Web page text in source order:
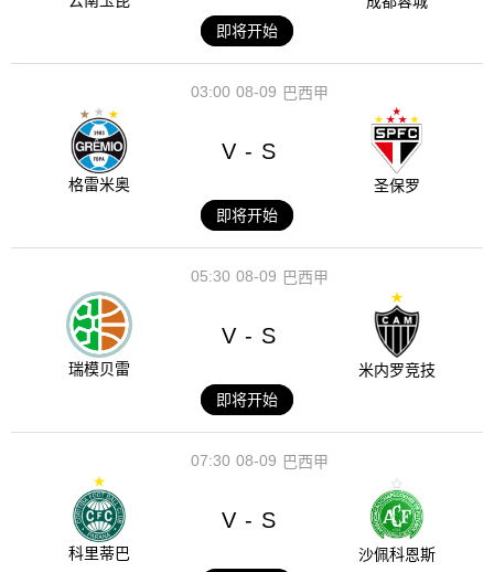
即将开始
08-09
03:00 巴西甲
格雷米奥
V - S
圣保罗
即将开始
08-09
05:30 巴西甲
瑞模贝雷
V - S
米内罗竞技
即将开始
08-09
07:30 巴西甲
科里蒂巴
V - S
沙佩科恩斯